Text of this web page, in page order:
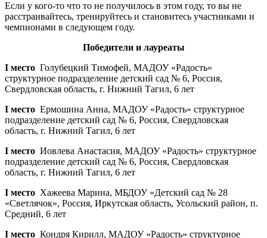
Если у кого-то что то не получилось в этом году, то вы не
расстраивайтесь, тренируйтесь и становитесь участниками и
чемпионами в следующем году.
Победители и лауреаты
I место Голубецкий Тимофей, МАДОУ «Радость»
структурное подразделение детский сад № 6, Россия,
Свердловская область, г. Нижний Тагил, 6 лет
I место Ермошина Анна, МАДОУ «Радость» структурное
подразделение детский сад № 6, Россия, Свердловская
область, г. Нижний Тагил, 6 лет
I место Иовлева Анастасия, МАДОУ «Радость» структурное
подразделение детский сад № 6, Россия, Свердловская
область, г. Нижний Тагил, 6 лет
I место Хажеева Марина, МБДОУ «Детский сад № 28
«Светлячок», Россия, Иркутская область, Усольский район, п.
Средний, 6 лет
I место Кондря Кирилл, МАДОУ «Радость» структурное